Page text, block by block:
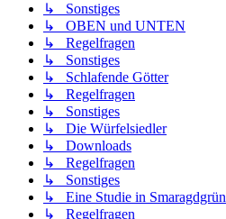
↳ Sonstiges
↳ OBEN und UNTEN
↳ Regelfragen
↳ Sonstiges
↳ Schlafende Götter
↳ Regelfragen
↳ Sonstiges
↳ Die Würfelsiedler
↳ Downloads
↳ Regelfragen
↳ Sonstiges
↳ Eine Studie in Smaragdgrün
↳ Regelfragen